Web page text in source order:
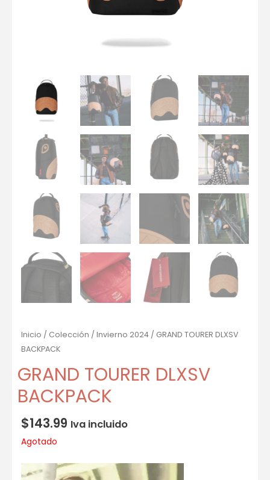
Inicio / Colección / Invierno 2024 / GRAND TOURER DLXSV
BACKPACK
GRAND TOURER DLXSV
BACKPACK
$143.99 Iva incluido
Agotado